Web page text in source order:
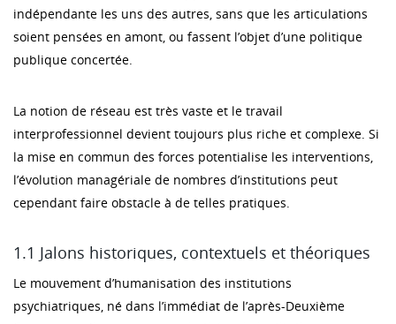
indépendante les uns des autres, sans que les articulations
soient pensées en amont, ou fassent l’objet d’une politique
publique concertée.
La notion de réseau est très vaste et le travail
interprofessionnel devient toujours plus riche et complexe. Si
la mise en commun des forces potentialise les interventions,
l’évolution managériale de nombres d’institutions peut
cependant faire obstacle à de telles pratiques.
1.1 Jalons historiques, contextuels et théoriques
Le mouvement d’humanisation des institutions
psychiatriques, né dans l’immédiat de l’après-Deuxième